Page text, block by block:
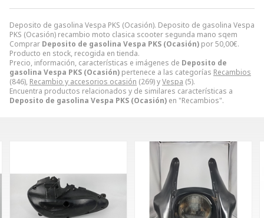
Deposito de gasolina Vespa PKS (Ocasión). Deposito de gasolina Vespa
PKS (Ocasión) recambio moto clasica scooter segunda mano sqem
Comprar Deposito de gasolina Vespa PKS (Ocasión) por50,00€.
Producto en stock, recogida en tienda.
Precio, información, características e imágenes de Deposito de
gasolina Vespa PKS (Ocasión) pertenece a las categorías Recambios
(846), Recambio y accesorios ocasión (269) yVespa (5).
Encuentra productos relacionados y de similares características a
Deposito de gasolina Vespa PKS (Ocasión) en "Recambios".